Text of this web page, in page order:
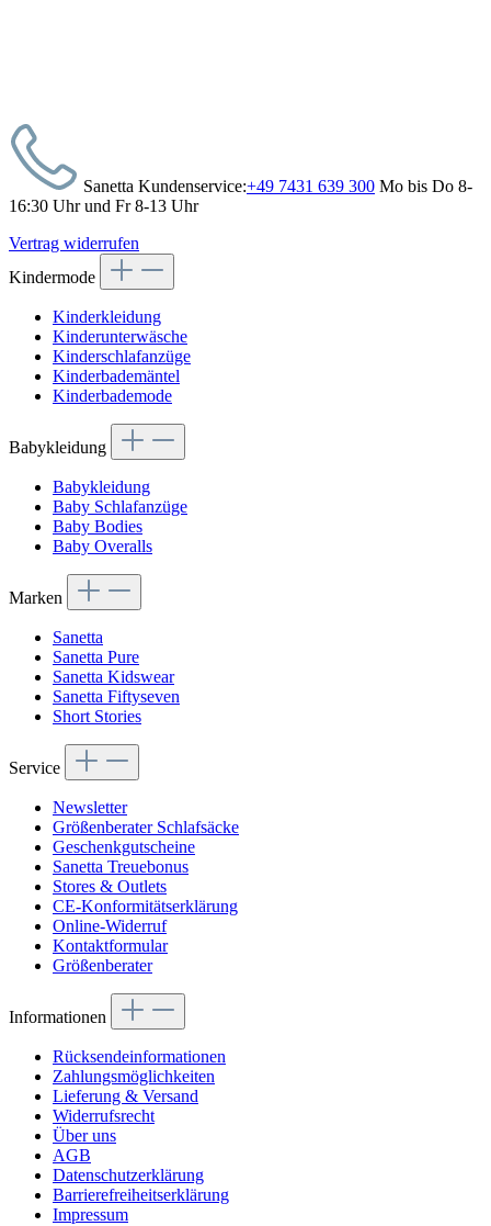
Sanetta Kundenservice:+49 7431 639 300 Mo bis Do 8-
16:30 Uhr und Fr 8-13 Uhr
Vertrag widerrufen
Kindermode
Kinderkleidung
Kinderunterwäsche
Kinderschlafanzüge
Kinderbademäntel
Kinderbademode
Babykleidung
Babykleidung
Baby Schlafanzüge
Baby Bodies
Baby Overalls
Marken
Sanetta
Sanetta Pure
Sanetta Kidswear
Sanetta Fiftyseven
Short Stories
Service
Newsletter
Größenberater Schlafsäcke
Geschenkgutscheine
Sanetta Treuebonus
Stores & Outlets
CE-Konformitätserklärung
Online-Widerruf
Kontaktformular
Größenberater
Informationen
Rücksendeinformationen
Zahlungsmöglichkeiten
Lieferung & Versand
Widerrufsrecht
Über uns
AGB
Datenschutzerklärung
Barrierefreiheitserklärung
Impressum